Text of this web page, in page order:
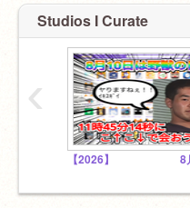
Studios I Curate
‹